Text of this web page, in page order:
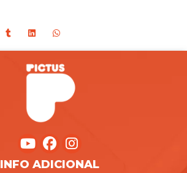
INFO ADICIONAL